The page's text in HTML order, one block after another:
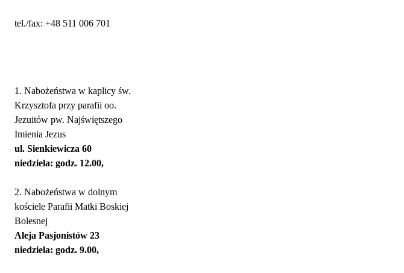
tel./fax: +48 511 006 701
1. Nabożeństwa w kaplicy św.
Krzysztofa przy parafii oo.
Jezuitów pw. Najświętszego
Imienia Jezus
ul. Sienkiewicza 60
niedziela: godz. 12.00,
2. Nabożeństwa w dolnym
kościele Parafii Matki Boskiej
Bolesnej
Aleja Pasjonistów 23
niedziela: godz. 9.00,